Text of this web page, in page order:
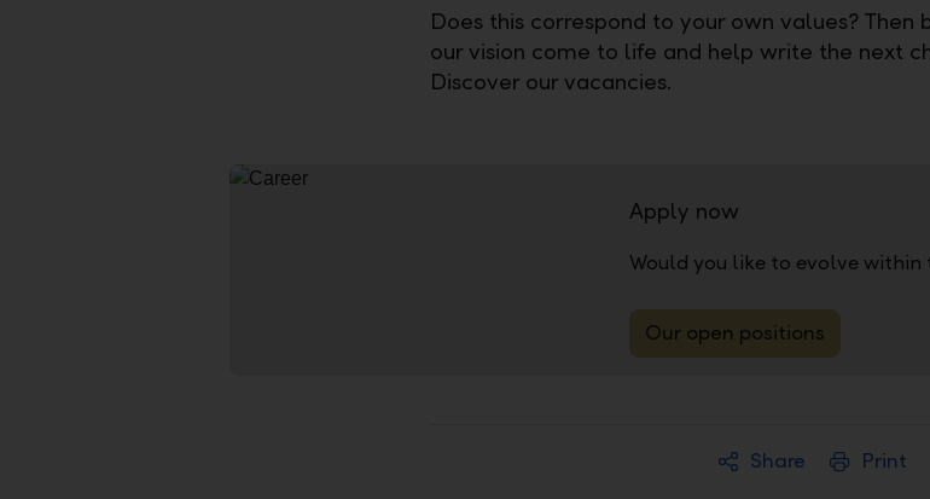
Does this correspond to your own values?
our vision come to life and help write the next
Discover our vacancies.
Apply now
Would you like to evolve
Our open positions
Share Print